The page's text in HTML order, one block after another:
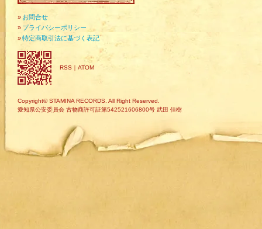
» お問合せ
» プライバシーポリシー
»特定商取引法に基づく表記
RSS ｜ ATOM
Copyright© STAMINA RECORDS. All Right Reserved.
愛知県公安委員会 古物商許可証第542521606800号 武田 佳樹